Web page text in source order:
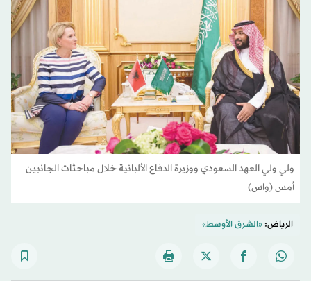
ولي ولي العهد السعودي ووزيرة الدفاع الألبانية خلال مباحثات الجانبين
أمس (واس)
الرياض:«الشرق الأوسط»